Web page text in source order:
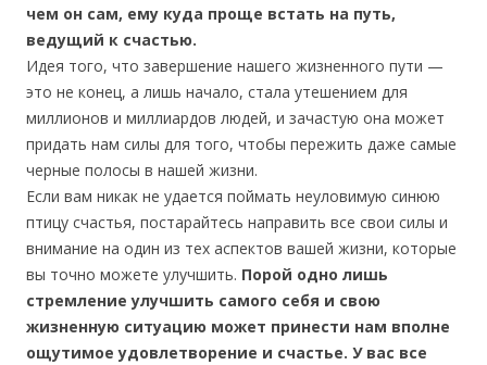
чем он сам, ему куда проще встать на путь,
ведущий к счастью.
Идея того, что завершение нашего жизненного пути —
это не конец, а лишь начало, стала утешением для
миллионов и миллиардов людей, и зачастую она может
придать нам силы для того, чтобы пережить даже самые
черные полосы в нашей жизни.
Если вам никак не удается поймать неуловимую синюю
птицу счастья, постарайтесь направить все свои силы и
внимание на один из тех аспектов вашей жизни, которые
вы точно можете улучшить. Порой одно лишь
стремление улучшить самого себя и свою
жизненную ситуацию может принести нам вполне
ощутимое удовлетворение и счастье. У вас все